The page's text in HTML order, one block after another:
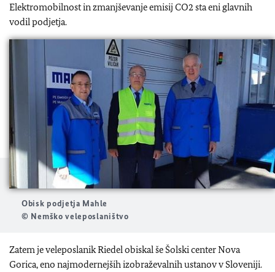
Elektromobilnost in zmanjševanje emisij CO2 sta eni glavnih
vodil podjetja.
Obisk podjetja Mahle
© Nemško veleposlaništvo
Zatem je veleposlanik Riedel obiskal še Šolski center Nova
Gorica, eno najmodernejših izobraževalnih ustanov v Sloveniji.